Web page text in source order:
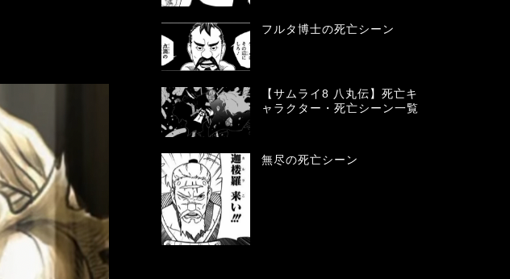
フルタ博士の死亡シーン
【サムライ8 八丸伝】死亡キ
ャラクター・死亡シーン一覧
無尽の死亡シーン